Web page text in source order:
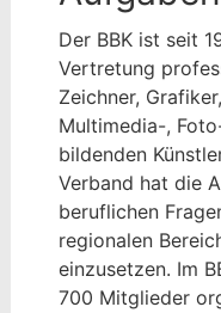
Der BBK ist seit
Vertretung
Zeichner,
Multimedia-,
bildenden
Verband hat die
beruflichen
regionalen
einzusetzen. Im
700 Mitglieder